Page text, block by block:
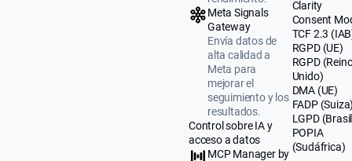
Meta Signals
Gateway
Envía datos de
alta calidad a
Meta para
mejorar el
seguimiento y los
resultados.
Control sobre IA y
acceso a datos
MCP Manager by
Clarity
Consent
TCF 2.3
RGPD (UE)
RGPD
Unido)
DMA (UE)
FADP
LGPD
POPIA
(Sudáfrica)